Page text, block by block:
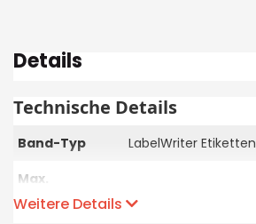
Details
Technische Details
Band-Typ
LabelWriter Etiketten
Max.
Etikettenbreite
in mm
62
Weitere Details